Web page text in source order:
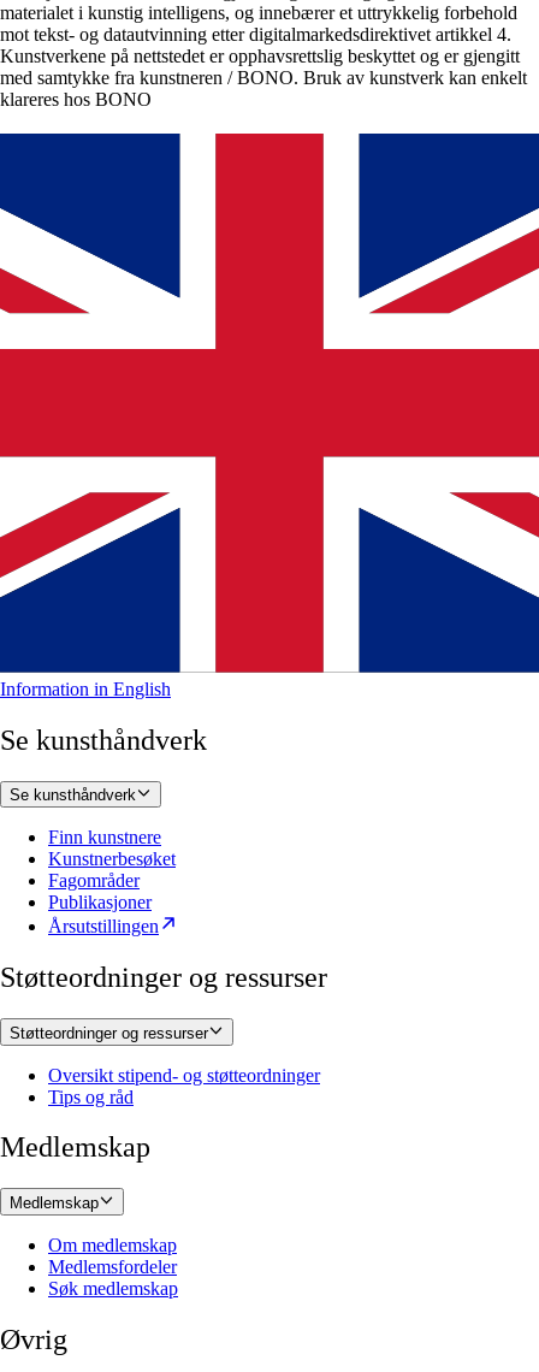
materialet i kunstig intelligens, og innebærer et uttrykkelig forbehold
mot tekst- og datautvinning etter digitalmarkedsdirektivet artikkel 4.
Kunstverkene på nettstedet er opphavsrettslig beskyttet og er gjengitt
med samtykke fra kunstneren / BONO. Bruk av kunstverk kan enkelt
klareres hos BONO
Information in English
Se kunsthåndverk
Se kunsthåndverk
Finn kunstnere
Kunstnerbesøket
Fagområder
Publikasjoner
Årsutstillingen
Støtteordninger og ressurser
Støtteordninger og ressurser
Oversikt stipend- og støtteordninger
Tips og råd
Medlemskap
Medlemskap
Om medlemskap
Medlemsfordeler
Søk medlemskap
Øvrig